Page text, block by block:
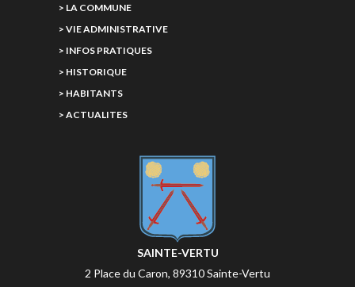
> LA COMMUNE
> VIE ADMINISTRATIVE
> INFOS PRATIQUES
> HISTORIQUE
> HABITANTS
> ACTUALITES
SAINTE-VERTU
2 Place du Caron, 89310 Sainte-Vertu